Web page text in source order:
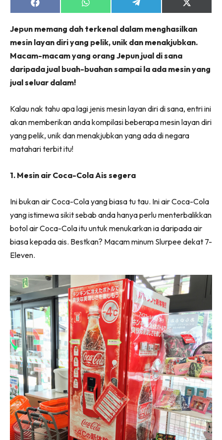
Share
on
Share
on
Share
on
Share
on
(Twitter)
Jepun memang dah terkenal dalam menghasilkan
mesin layan diri yang pelik, unik dan menakjubkan.
Macam-macam yang orang Jepun jual di sana
daripada jual buah-buahan sampai la ada mesin yang
jual seluar dalam!
Kalau nak tahu apa lagi jenis mesin layan diri di sana, entri ini
akan memberikan anda kompilasi beberapa mesin layan diri
yang pelik, unik dan menakjubkan yang ada di negara
matahari terbit itu!
1. Mesin air Coca-Cola Ais segera
Ini bukan air Coca-Cola yang biasa tu tau. Ini air Coca-Cola
yang istimewa sikit sebab anda hanya perlu menterbalikkan
botol air Coca-Cola itu untuk menukarkan ia daripada air
biasa kepada ais. Bestkan? Macam minum Slurpee dekat 7-
Eleven.